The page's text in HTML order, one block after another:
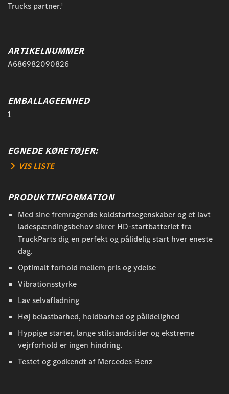
Trucks partner.¹
ARTIKELNUMMER
A686982090826
EMBALLAGEENHED
1
EGNEDE KØRETØJER:
VIS LISTE
PRODUKTINFORMATION
Med sine fremragende koldstartsegenskaber og et lavt
ladespændingsbehov sikrer HD-startbatteriet fra
TruckParts dig en perfekt og pålidelig start hver eneste
dag.
Optimalt forhold mellem pris og ydelse
Vibrationsstyrke
Lav selvafladning
Høj belastbarhed, holdbarhed og pålidelighed
Hyppige starter, lange stilstandstider og ekstreme
vejrforhold er ingen hindring.
Testet og godkendt af Mercedes-Benz